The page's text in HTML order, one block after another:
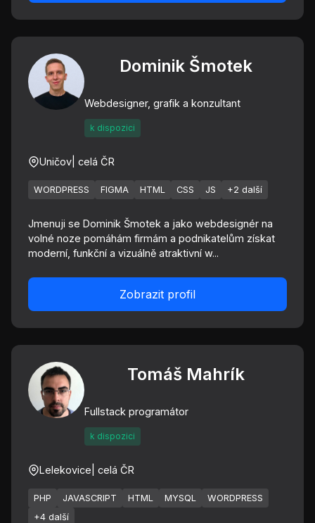
Dominik Šmotek
Webdesigner, grafik a konzultant
k dispozici
Uničov | celá ČR
WORDPRESS FIGMA HTML CSS JS +2 další
Jmenuji se Dominik Šmotek a jako webdesignér na
volné noze pomáhám firmám a podnikatelům získat
moderní, funkční a vizuálně atraktivní w...
Zobrazit profil
Tomáš Mahrík
Fullstack programátor
k dispozici
Lelekovice | celá ČR
PHP JAVASCRIPT HTML MYSQL
WORDPRESS
+4 další